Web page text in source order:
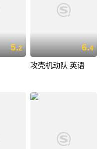
5.2 6.4
攻壳机动队 英语